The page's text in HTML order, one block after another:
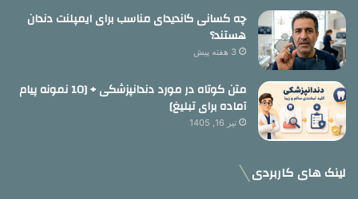
چه کسانی کاندیدای مناسب برای ایمپلنت دندان
هستند؟
3 هفته پیش
متن کوتاه در مورد دندانپزشکی + [10 نمونه پیام
آماده برای تبلیغ]
تیر 16, 1405
لینک های کاربردی